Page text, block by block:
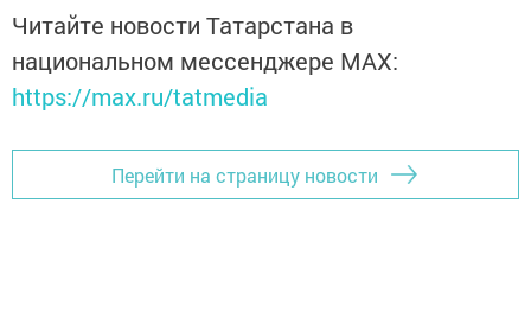
Читайте новости Татарстана в
национальном мессенджере MАХ:
https://max.ru/tatmedia
Перейти на страницу новости